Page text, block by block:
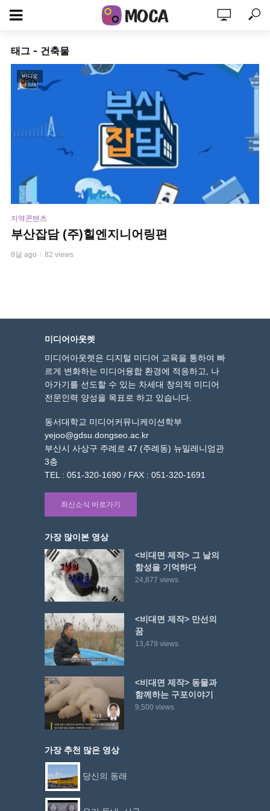
태그 - 건축물
비디오
지역콘텐츠
부산잡담 (주)힐엔지니어링편
8달 ago 82 views
미디어아웃렛
미디어아웃렛은 디지털 미디어 교육을 통하여 빠
르게 변화하는 미디어융합 환경에 적응하고, 나
아가기를 선도할 수 있는 차세대 창의적 미디어
전문인력 양성을 목표로 하고 있습니다.
동서대학교 미디어커뮤니케이션학부
yejoo@gdsu.dongseo.ac.kr
부산시 사상구 주례로 47 (주례동) 뉴밀레니엄관
3층
TEL : 051-320-1690 / FAX : 051-320-1691
최신소식 바로가기
가장 많이본 영상
<비대면 제작> 그 날의
함성을 기억하다
24,877 views
<비대면 제작> 만선의
꿈
13,479 views
<비대면 제작> 동물과
함께하는 구포이야기
9,500 views
가장 추천 많은 영상
당신의 동래